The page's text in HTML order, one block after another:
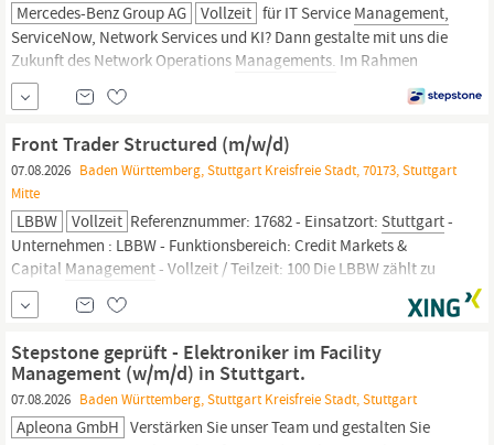
Mercedes-Benz Group AG Vollzeit für IT Service Management,
ServiceNow, Network Services und KI? Dann gestalte mit uns die
Zukunft des Network Operations Managements. Im Rahmen
deiner Bachelorarbeit entwickelst Du ein CSDM-basiertes
Strukturmodell für Network Services in ServiceNow und
untersuchst, wie Knowledge Base Artikel so aufbereitet und
verknüpft werden
Front Trader Structured (m/w/d)
07.08.2026 Baden Württemberg, Stuttgart Kreisfreie Stadt, 70173, Stuttgart
Mitte
LBBW Vollzeit Referenznummer: 17682 - Einsatzort: Stuttgart-
Unternehmen : LBBW - Funktionsbereich: Credit Markets &
Capital Management- Vollzeit / Teilzeit: 100 Die LBBW zählt zu
den führenden Banken Deutschlands und ist ein innovatives
Unternehmen im Finanzsektor. Neben traditionellen
Stepstone geprüft - Elektroniker im Facility
Management (w/m/d) in Stuttgart.
07.08.2026 Baden Württemberg, Stuttgart Kreisfreie Stadt, Stuttgart
Apleona GmbH Verstärken Sie unser Team und gestalten Sie